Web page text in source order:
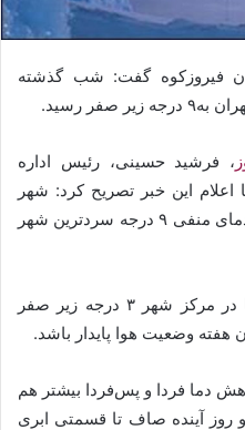
فیروزکوه گفت: شب گذشته
رسید.
، فرشید حسینی، رئیس اداره
این خبر تصریح کرد: شهر
فیروزکوه در ۲۴ ساعت گذشته با دمای منفی ۹ درجه سردترین شهر
وی در ادامه افزود: هم اکنون دما در مرکز شهر ۳ درجه زیر صفر
وضعیت هوا پایدار باشد.
دما فردا و پس‌فردا بیشتر هم
روز آینده صاف تا قسمتی ابری